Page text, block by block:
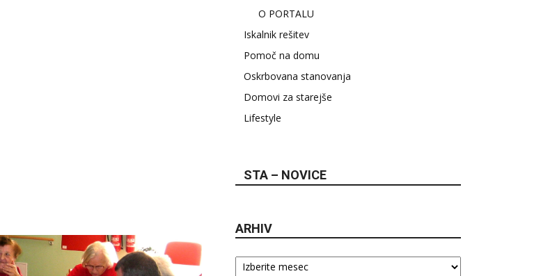
O PORTALU
Iskalnik rešitev
Pomoč na domu
Oskrbovana stanovanja
Domovi za starejše
Lifestyle
STA – NOVICE
ARHIV
Arhiv